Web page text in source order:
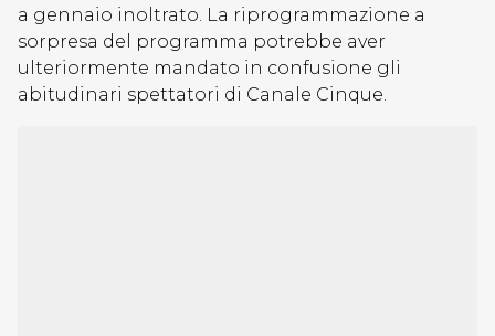
a gennaio inoltrato. La riprogrammazione a
sorpresa del programma potrebbe aver
ulteriormente mandato in confusione gli
abitudinari spettatori di Canale Cinque.